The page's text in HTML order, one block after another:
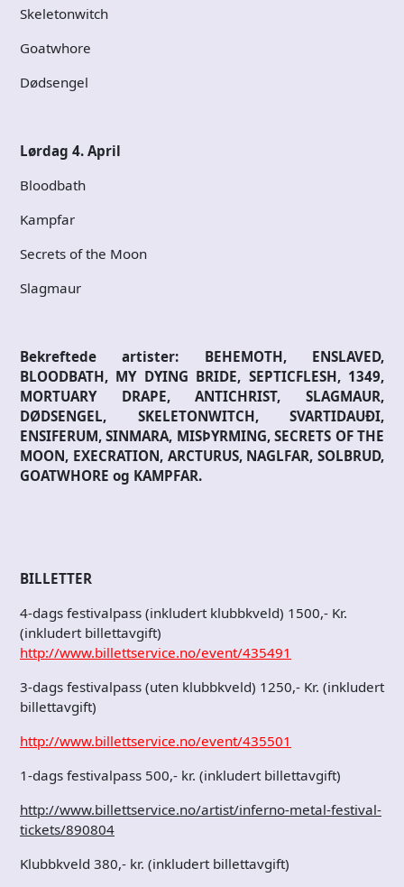
Skeletonwitch
Goatwhore
Dødsengel
Lørdag 4. April
Bloodbath
Kampfar
Secrets of the Moon
Slagmaur
Bekreftede artister: BEHEMOTH, ENSLAVED,
BLOODBATH, MY DYING BRIDE, SEPTICFLESH, 1349,
MORTUARY DRAPE, ANTICHRIST, SLAGMAUR,
DØDSENGEL, SKELETONWITCH, SVARTIDAUÐI,
ENSIFERUM, SINMARA, MISÞYRMING, SECRETS OF THE
MOON, EXECRATION, ARCTURUS, NAGLFAR, SOLBRUD,
GOATWHORE og KAMPFAR.
BILLETTER
4-dags festivalpass (inkludert klubbkveld) 1500,- Kr.
(inkludert billettavgift)
http://www.billettservice.no/event/435491
3-dags festivalpass (uten klubbkveld) 1250,- Kr. (inkludert
billettavgift)
http://www.billettservice.no/event/435501
1-dags festivalpass 500,- kr. (inkludert billettavgift)
http://www.billettservice.no/artist/inferno-metal-festival-
tickets/890804
Klubbkveld 380,- kr. (inkludert billettavgift)